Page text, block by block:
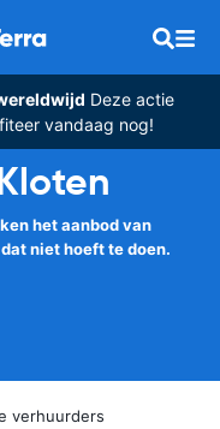
Deze actie
vandaag nog!
het aanbod van
niet hoeft te doen.
verhuurders